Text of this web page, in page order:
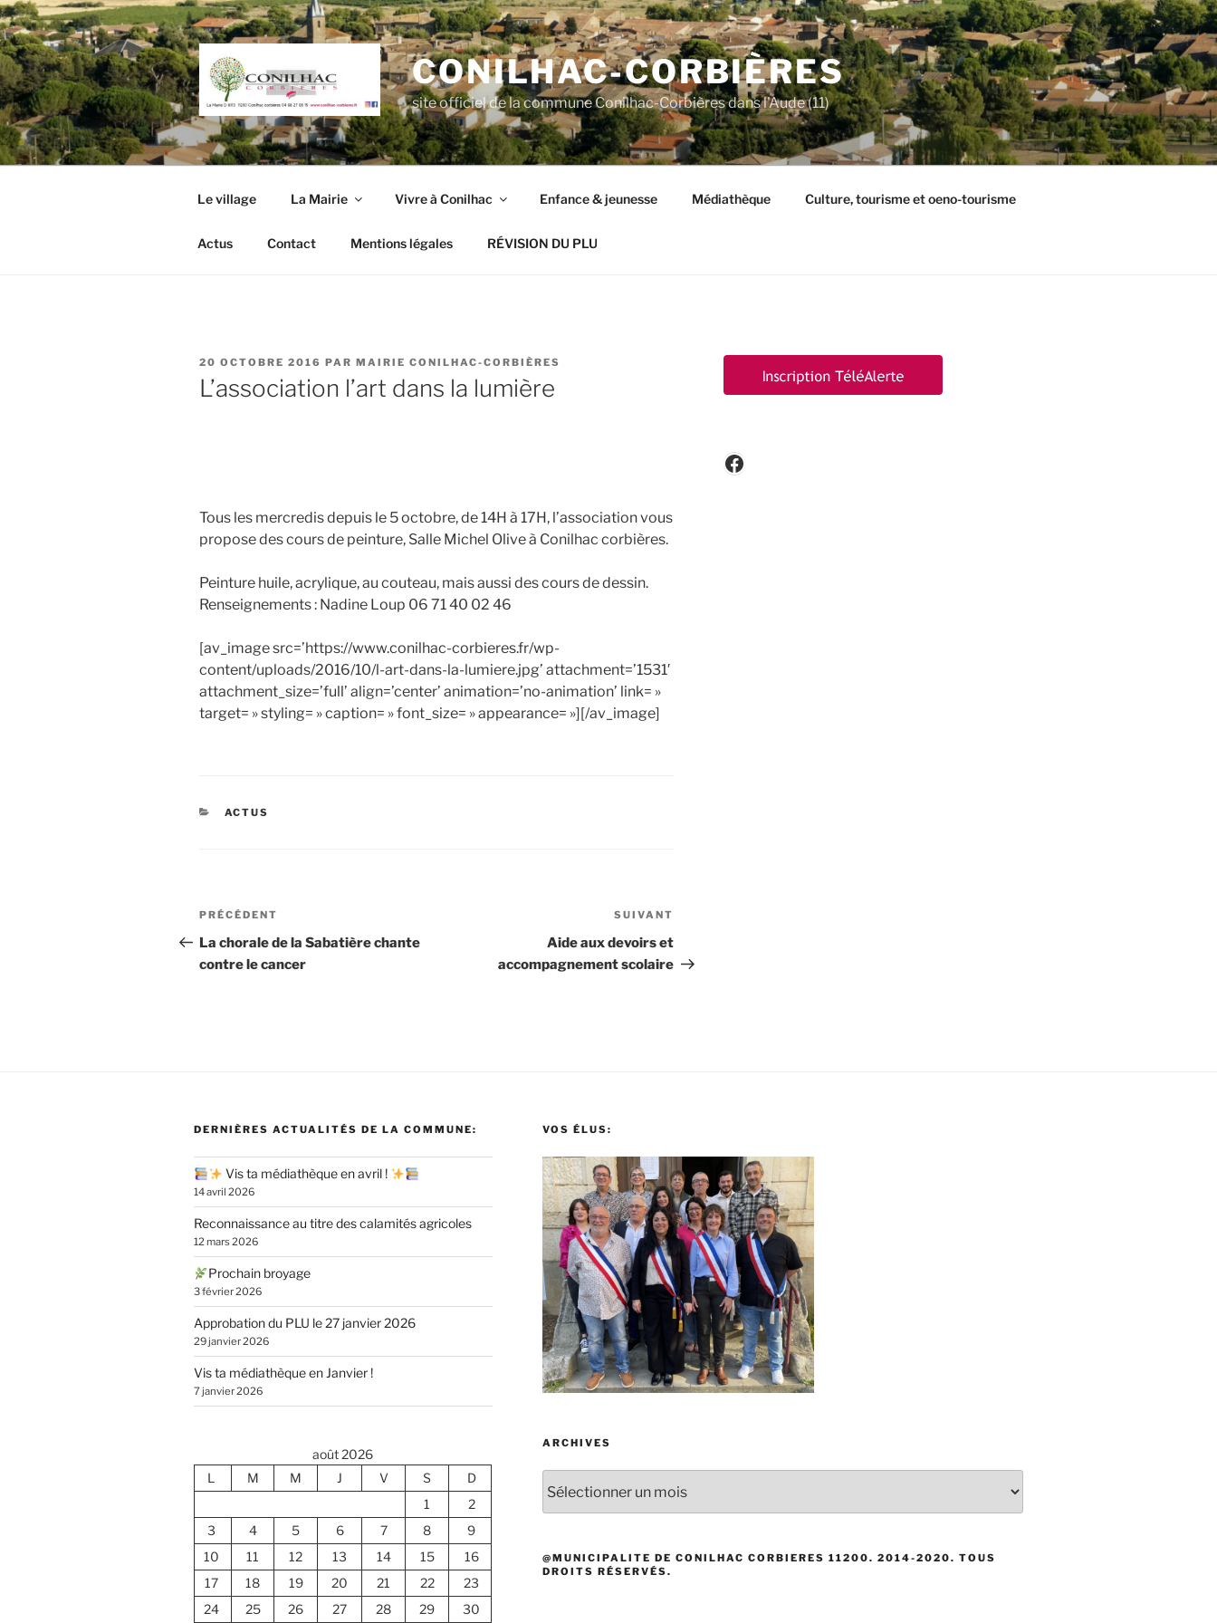
Aller
au
contenu
principal
CONILHAC-CORBIÈRES
site officiel de la commune Conilhac-Corbières dans l'Aude (11)
Le village La Mairie Vivre à Conilhac Enfance & jeunesse Médiathèque Culture, tourisme et oeno-tourisme
Actus Contact Mentions légales RÉVISION DU PLU
PUBLIÉ
LE
20 OCTOBRE 2016 PAR MAIRIE CONILHAC-CORBIÈRES
L’association l’art dans la lumière
Tous les mercredis depuis le 5 octobre, de 14H à 17H, l’association vous
propose des cours de peinture, Salle Michel Olive à Conilhac corbières.
Peinture huile, acrylique, au couteau, mais aussi des cours de dessin.
Renseignements : Nadine Loup 06 71 40 02 46
[av_image src=’https://www.conilhac-corbieres.fr/wp-
content/uploads/2016/10/l-art-dans-la-lumiere.jpg’ attachment=’1531′
attachment_size=’full’ align=’center’ animation=’no-animation’ link= »
target= » styling= » caption= » font_size= » appearance= »][/av_image]
CATÉGORIES
ACTUS
Navigation
de
l’article
Article
précédent
PRÉCÉDENT
La chorale de la Sabatière chante
contre le cancer
suivant
SUIVANT
Aide aux devoirs et
accompagnement scolaire
Facebook
DERNIÈRES ACTUALITÉS DE LA COMMUNE:
Vis ta médiathèque en avril !
14 avril 2026
Reconnaissance au titre des calamités agricoles
12 mars 2026
Prochain broyage
3 février 2026
Approbation du PLU le 27 janvier 2026
29 janvier 2026
Vis ta médiathèque en Janvier !
7 janvier 2026
août 2026
L
M M J V S
D
1
2
3
4 5 6 7 8
9
10
11 12 13 14 15
16
17
18 19 20 21 22
23
24
25 26 27 28 29
30
VOS ÉLUS:
ARCHIVES
@MUNICIPALITE DE CONILHAC CORBIERES 11200. 2014-2020. TOUS
DROITS RÉSERVÉS.